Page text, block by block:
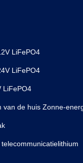
LiFePO4
LiFePO4
LiFePO4
van de huis Zonne-